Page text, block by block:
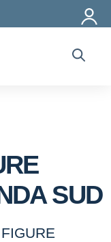
SUD